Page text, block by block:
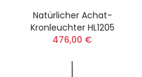
Natürlicher Achat-
Kronleuchter HL1205
476,00 €